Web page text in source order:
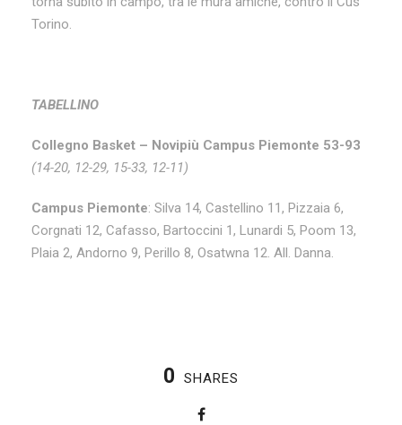
Torino.
TABELLINO
Collegno Basket – Novipiù Campus Piemonte 53-93
(14-20, 12-29, 15-33, 12-11)
Campus Piemonte: Silva 14, Castellino 11, Pizzaia 6,
Corgnati 12, Cafasso, Bartoccini 1, Lunardi 5, Poom 13,
Plaia 2, Andorno 9, Perillo 8, Osatwna 12. All. Danna.
0 SHARES